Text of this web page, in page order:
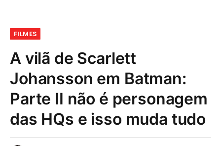
FILMES
A vilã de Scarlett
Johansson em Batman:
Parte II não é personagem
das HQs e isso muda tudo